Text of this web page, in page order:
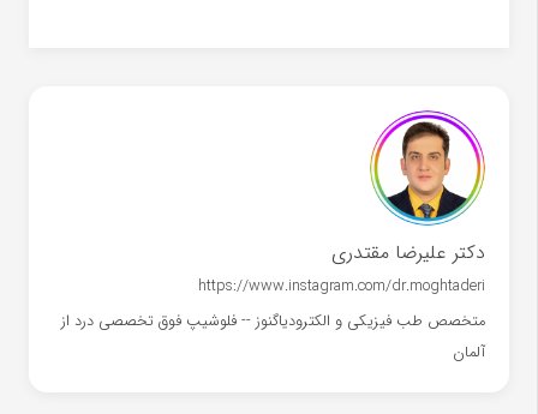
دکتر علیرضا مقتدری
https://www.instagram.com/dr.moghtaderi
متخصص طب فیزیکی و الکترودیاگنوز -- فلوشیپ فوق تخصصی درد از
آلمان